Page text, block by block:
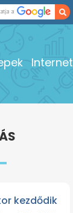
Internet
kezdődik